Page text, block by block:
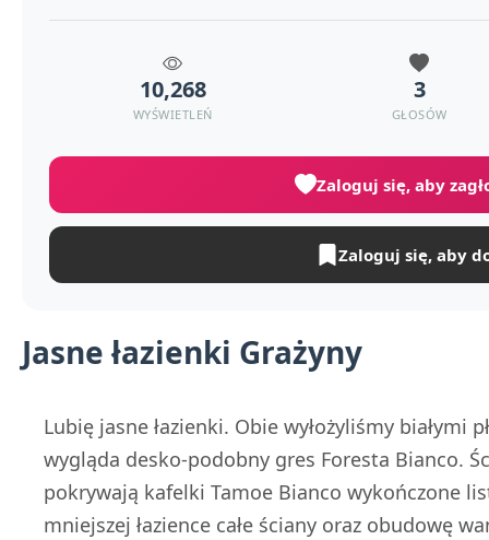
Jasne łazienki Grażyny
Lubię jasne łazienki. Obie wyłożyliśmy białymi
wygląda desko-podobny gres Foresta Bianco.
pokrywają kafelki Tamoe Bianco wykończone
mniejszej łazience całe ściany oraz obudowę
10,268
WYŚWIETLEŃ
3
GŁOSÓW
Zaloguj się, aby
Zaloguj się, aby